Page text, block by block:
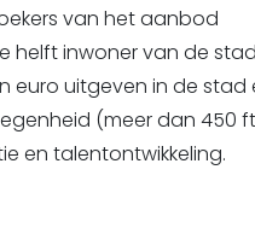
van het aanbod
helft inwoner van de
euro uitgeven in de stad
(meer dan 450
en talentontwikkeling.